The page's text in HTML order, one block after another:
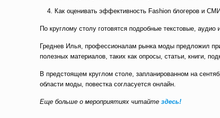
Как оценивать эффективность Fashion блогеров и
По круглому столу готовятся подробные текстовые, аудио
Греднев Илья, профессионалам рынка моды предложил
полезных материалов, таких как опросы, статьи, книги,
В предстоящем круглом столе, запланированном на
области моды, повестка согласуется онлайн.
Еще больше о мероприятиях читайтездесь!